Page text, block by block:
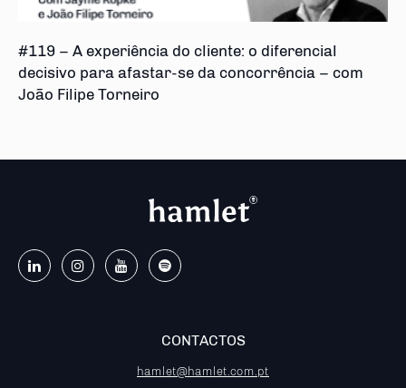
#119 – A experiência do cliente: o diferencial
decisivo para afastar-se da concorrência – com
João Filipe Torneiro
CONTACTOS
hamlet@hamlet.com.pt